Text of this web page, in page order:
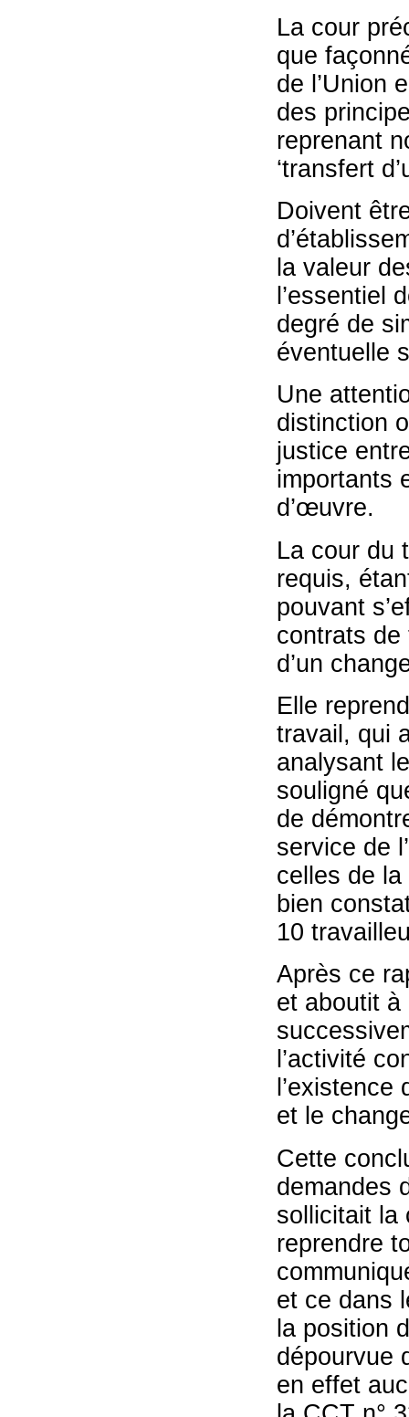
La cour
que
de l’Union
des
reprenant
‘transfert
Doivent
la valeur
l’essentiel
degré de
éventuelle
Une
distinction
justice
importants
d’œuvre.
La cour du
requis,
pouvant
contrats de
d’un
Elle
travail, qui
analysant
souligné
de
service de
celles de
bien
10
Après ce
et aboutit à
l’activité
et le
Cette
demandes
sollicitait la
reprendre
et ce dans
la position
dépourvue
en effet